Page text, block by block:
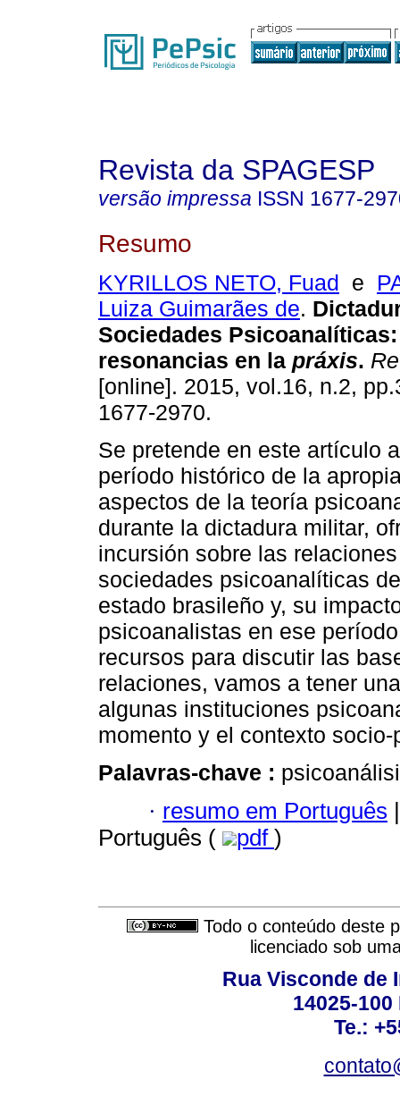
Revista da SPAGESP
versão impressa ISSN 1677-
Resumo
KYRILLOS NETO, Fuad e
Luiza Guimarães de.
Sociedades Psicoanalíticas
resonancias en la práxis.
[online]. 2015, vol.16, n.2,
1677-2970.
Se pretende en este artículo
período histórico de la
aspectos de la teoría
durante la dictadura militar,
incursión sobre las
sociedades psicoanalíticas
estado brasileño y, su
psicoanalistas en ese
recursos para discutir las
relaciones, vamos a tener
algunas instituciones
momento y el contexto
Palavras-chave :
· resumo em Português |
Português (
pdf )
Todo o conteúdo deste
licenciado sob
Rua Visconde de
14025-
Te.: